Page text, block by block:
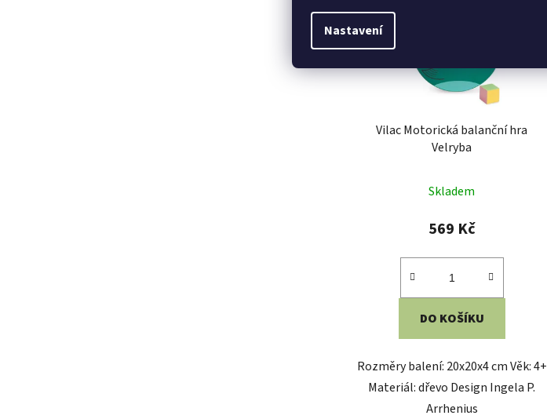
Nastavení
Vilac Motorická balanční hra
Velryba
Skladem
569 Kč
DO KOŠÍKU
Rozměry balení: 20x20x4 cm Věk: 4+
Materiál: dřevo Design Ingela P.
Arrhenius